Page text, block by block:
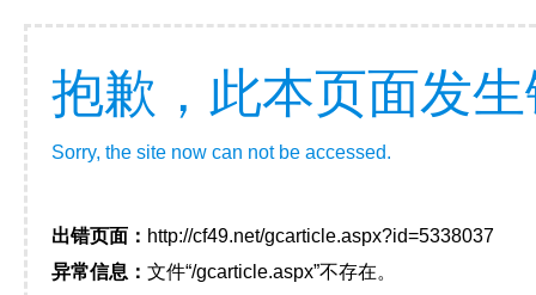
抱歉，此本页面发
Sorry, the site now can not be accessed.
出错页面： http://cf49.net/gcarticle.aspx?id=5338037
异常信息： 文件“/gcarticle.aspx”不存在。